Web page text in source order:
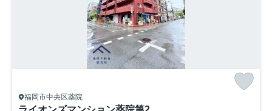
福岡市中央区薬院